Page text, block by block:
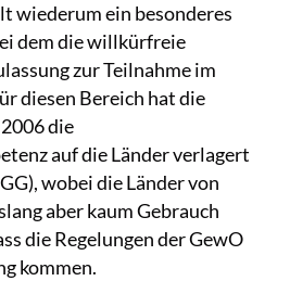
wiederum ein besonderes
dem die willkürfreie
zur Teilnahme im
diesen Bereich hat die
die
auf die Länder verlagert
wobei die Länder von
aber kaum Gebrauch
die Regelungen der GewO
kommen.